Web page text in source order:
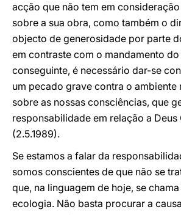
acção que não tem em
sobre a sua obra, como também o
objecto de generosidade por parte
em contraste com o mandamento
conseguinte, é necessário dar-se
um pecado grave contra o ambiente
sobre as nossas consciências, que
responsabilidade em relação a Deus
(2.5.1989).
Se estamos a falar da
somos conscientes de que não se
que, na linguagem de hoje, se
ecologia. Não basta procurar a